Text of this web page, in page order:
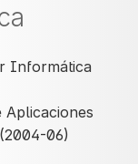
Informática
06)